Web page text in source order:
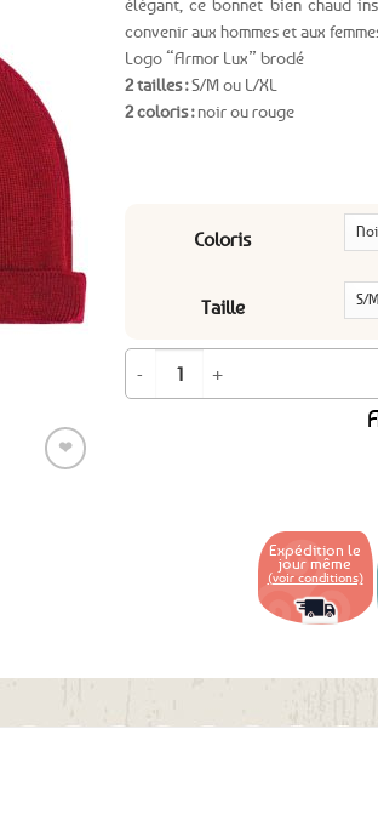
favoris
❤
élégant, ce bonnet bien chaud
convenir aux hommes et aux
Logo “Armor Lux” brodé
2 tailles :S/M ou L/XL
2 coloris :noir ou rouge
Coloris
Taille
quantité de Bonnet en laine uni
Expédition le
jour même
(voir conditions)